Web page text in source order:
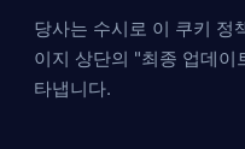
당사는 수시로 이 쿠키 정
이지 상단의 "최종 업데
타냅니다.